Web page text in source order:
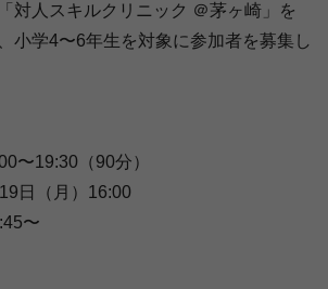
対人スキルクリニック ＠茅ヶ崎」を
小学4〜6年生を対象に参加者を募集し
〜19:30（90分）
日（月）16:00
〜